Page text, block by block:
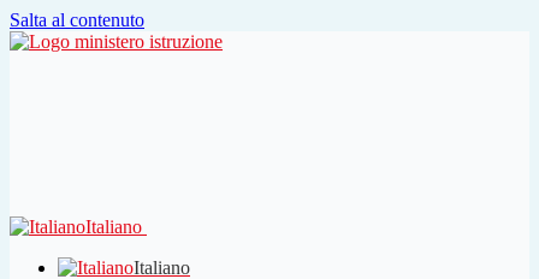
Salta al contenuto
Italiano
Italiano